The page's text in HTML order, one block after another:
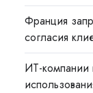
Франция
согласия
ИТ-компании